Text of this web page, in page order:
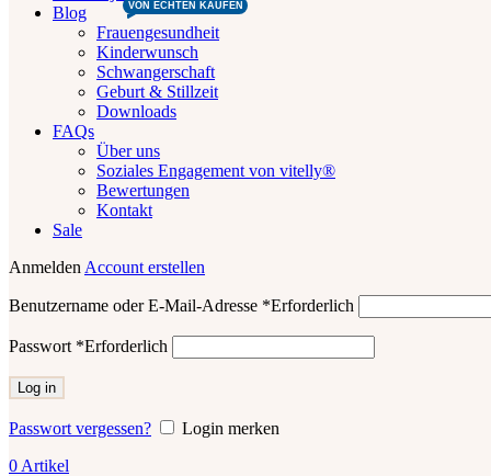
Blog
Frauengesundheit
Kinderwunsch
Schwangerschaft
Geburt & Stillzeit
Downloads
FAQs
Über uns
Soziales Engagement von vitelly®
Bewertungen
Kontakt
Sale
Anmelden Account erstellen
Benutzername oder E-Mail-Adresse *Erforderlich
Passwort *Erforderlich
Log in
Passwort vergessen?
Login merken
0 Artikel
NEU UND STARK
VON ECHTEN KÄUFEN